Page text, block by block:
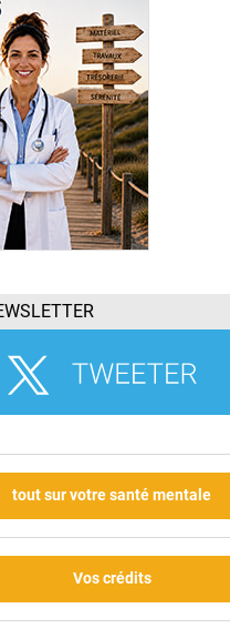
tout sur votre santé mentale
Vos crédits